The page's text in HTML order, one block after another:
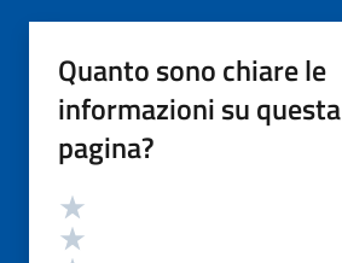
Quanto sono chiare le
informazioni su questa
pagina?
Valutazione